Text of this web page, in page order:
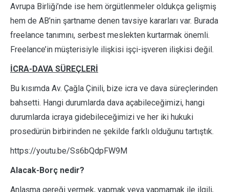
Avrupa Birliği’nde ise hem örgütlenmeler oldukça gelişmiş
hem de AB’nin şartname denen tavsiye kararları var. Burada
freelance tanımını, serbest meslekten kurtarmak önemli.
Freelance’in müşterisiyle ilişkisi işçi-işveren ilişkisi değil.
İCRA-DAVA SÜREÇLERİ
Bu kısımda Av. Çağla Çinili, bize icra ve dava süreçlerinden
bahsetti. Hangi durumlarda dava açabileceğimizi, hangi
durumlarda icraya gidebileceğimizi ve her iki hukuki
prosedürün birbirinden ne şekilde farklı olduğunu tartıştık.
https://youtu.be/Ss6bQdpFW9M
Alacak-Borç nedir?
Anlaşma gereği vermek, yapmak veya yapmamak ile ilgili,